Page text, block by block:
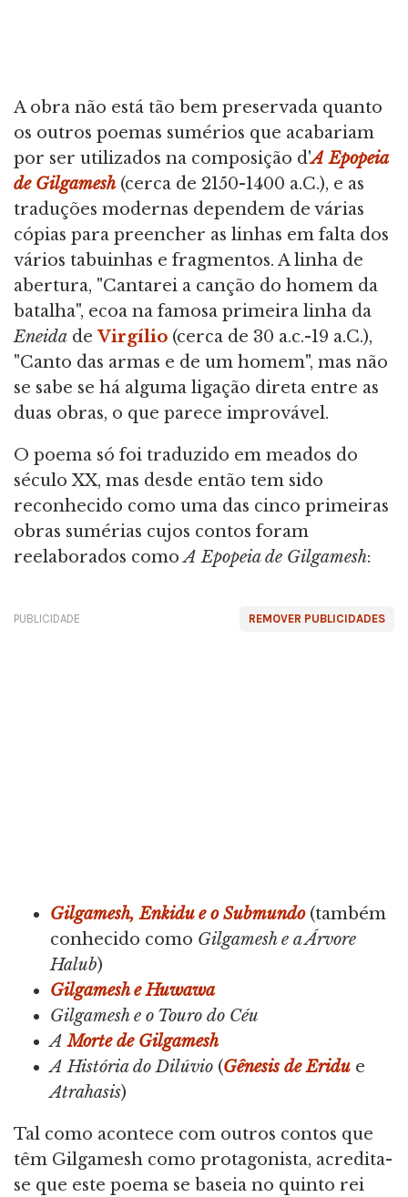
A obra não está tão bem preservada quanto
os outros poemas sumérios que acabariam
por ser utilizados na composição d'A Epopeia
de Gilgamesh(cerca de 2150-1400 a.C.), e as
traduções modernas dependem de várias
cópias para preencher as linhas em falta dos
vários tabuinhas e fragmentos. A linha de
abertura, "Cantarei a canção do homem da
batalha", ecoa na famosa primeira linha da
Eneida deVirgílio (cerca de 30 a.c.-19 a.C.),
"Canto das armas e de um homem", mas não
se sabe se há alguma ligação direta entre as
duas obras, o que parece improvável.
O poema só foi traduzido em meados do
século XX, mas desde então tem sido
reconhecido como uma das cinco primeiras
obras sumérias cujos contos foram
reelaborados comoA Epopeia de Gilgamesh:
REMOVER PUBLICIDADES
PUBLICIDADE
Gilgamesh, Enkidu e o Submundo(também
conhecido como Gilgamesh e a Árvore
Halub)
Gilgamesh e Huwawa
Gilgamesh e o Touro do Céu
AMorte de Gilgamesh
A História do Dilúvio (Gênesis de Eridu e
Atrahasis)
Tal como acontece com outros contos que
têm Gilgamesh como protagonista, acredita-
se que este poema se baseia no quinto rei